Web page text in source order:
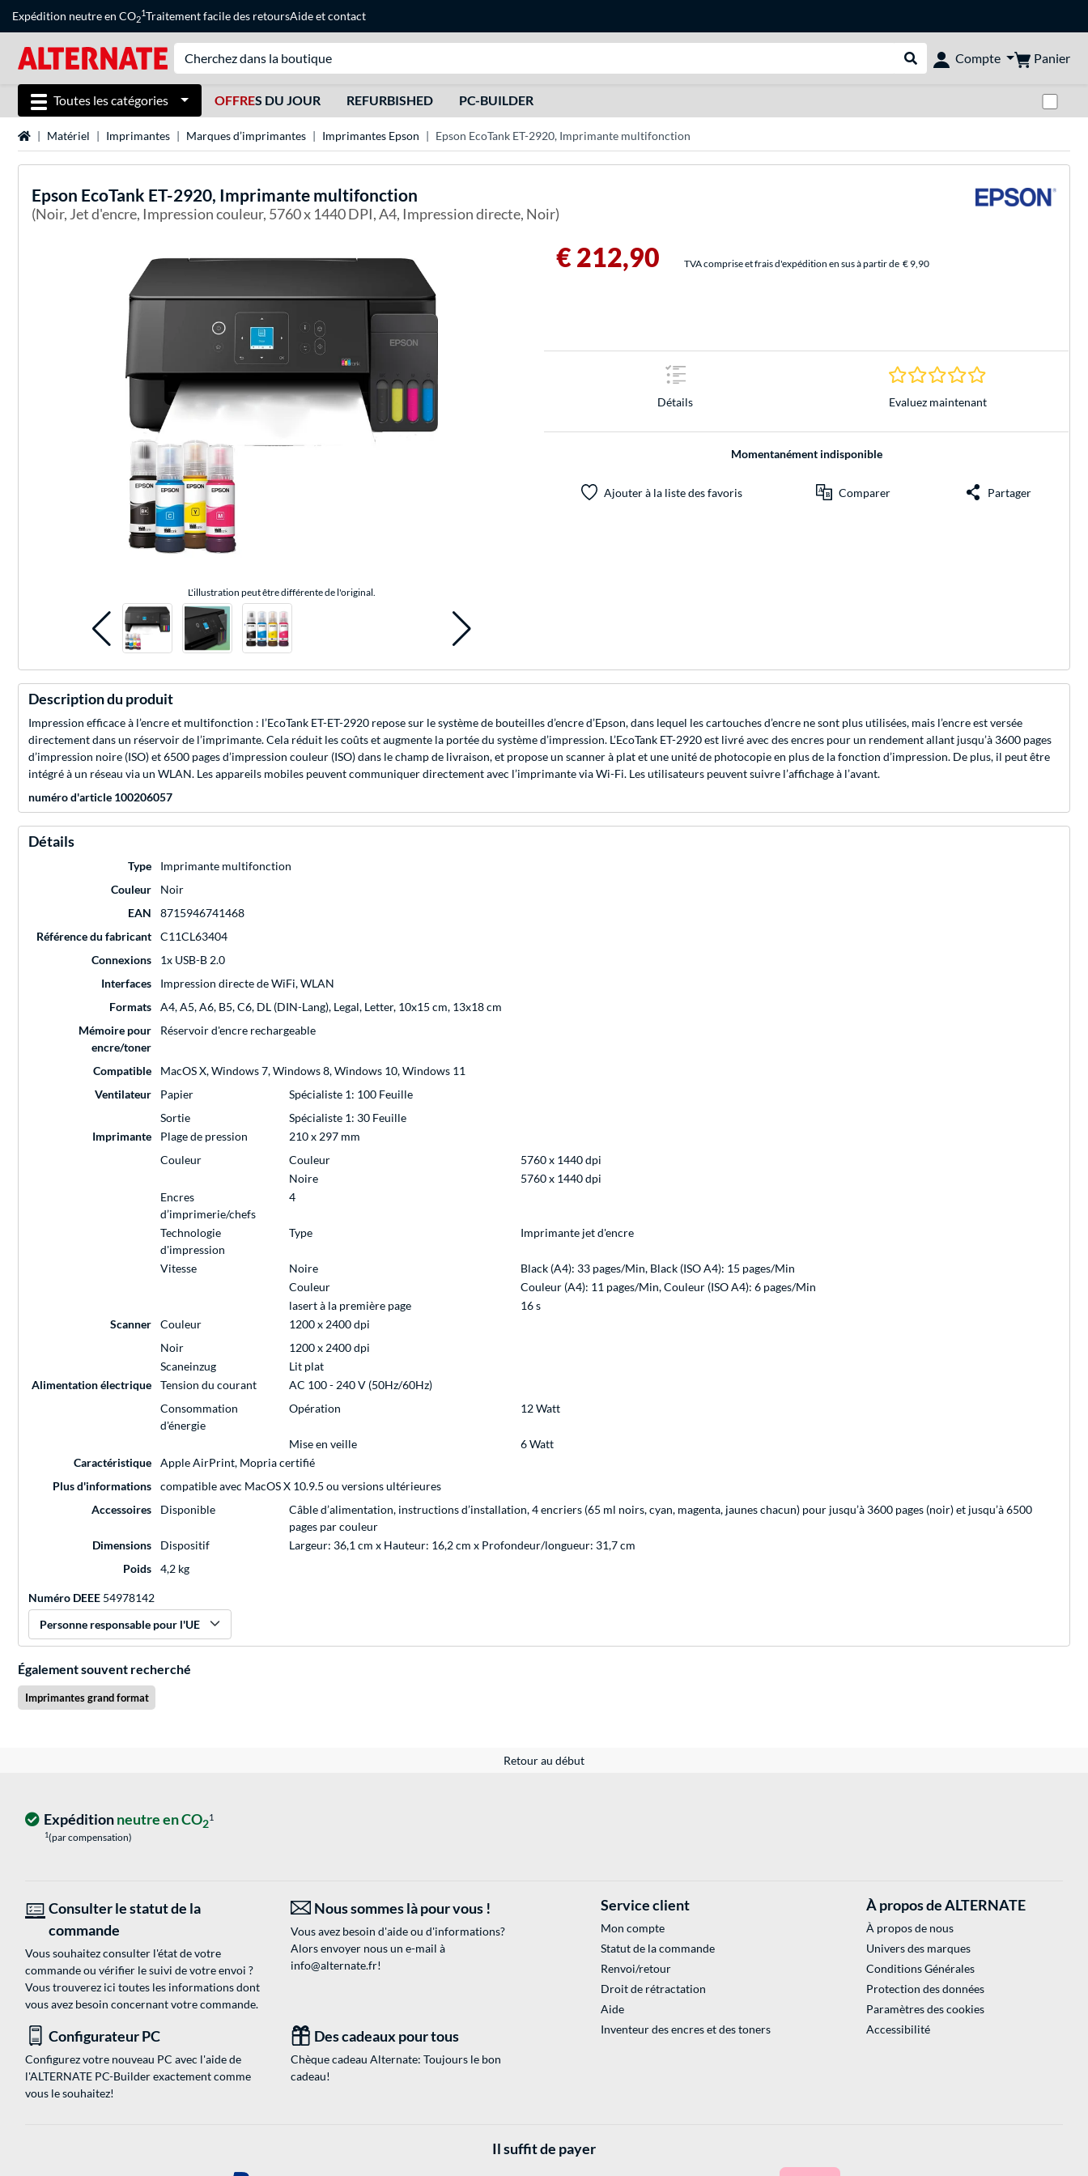
Expédition neutre en CO2
1Traitement facile des retoursAideetcontact
Rechercher dans le shop
Compte Panier
Toutes les catégories OFFRES DU JOUR REFURBISHED PC-BUILDER
Page d'accueil
Matériel Imprimantes Marques d’imprimantes Imprimantes Epson Epson EcoTank ET-2920, Imprimante multifonction
Epson EcoTank ET-2920, Imprimante multifonction
(Noir, Jet d'encre, Impression couleur, 5760 x 1440 DPI, A4, Impression directe, Noir)
L'illustration peut être différente de l'original.
€ 212,90 TVA comprise et frais d'expédition en sus à partir de € 9,90
Détails
0.0 Étoiles à 0
Evaluez maintenant
Momentanément indisponible
Ajouter à la liste des favoris Comparer Partager
Description du produit
Impression efficace à l’encre et multifonction : l’EcoTank ET-ET-2920 repose sur le système de bouteilles d’encre d’Epson, dans lequel les cartouches d’encre ne sont plus utilisées, mais l’encre est versée
directement dans un réservoir de l’imprimante. Cela réduit les coûts et augmente la portée du système d’impression. L’EcoTank ET-2920 est livré avec des encres pour un rendement allant jusqu’à 3600 pages
d’impression noire (ISO) et 6500 pages d’impression couleur (ISO) dans le champ de livraison, et propose un scanner à plat et une unité de photocopie en plus de la fonction d’impression. De plus, il peut être
intégré à un réseau via un WLAN. Les appareils mobiles peuvent communiquer directement avec l’imprimante via Wi-Fi. Les utilisateurs peuvent suivre l’affichage à l’avant.
numéro d'article 100206057
Détails
Type
Imprimante multifonction
Couleur
Noir
EAN
8715946741468
Référence du fabricant
C11CL63404
Connexions
1x USB-B 2.0
Interfaces
Impression directe de WiFi, WLAN
Formats
A4, A5, A6, B5, C6, DL (DIN-Lang), Legal, Letter, 10x15 cm, 13x18 cm
Mémoire pour
encre/toner
Réservoir d'encre rechargeable
Compatible
MacOS X, Windows 7, Windows 8, Windows 10, Windows 11
Ventilateur
Papier
Spécialiste 1: 100 Feuille
Sortie
Spécialiste 1: 30 Feuille
Imprimante
Plage de pression
210 x 297 mm
Couleur
Couleur
5760 x 1440 dpi
Noire
5760 x 1440 dpi
Encres
d’imprimerie/chefs
4
Technologie
d'impression
Type Imprimante jet d'encre
Vitesse Noire
Black (A4): 33 pages/Min, Black (ISO A4): 15 pages/Min
Couleur
Couleur (A4): 11 pages/Min, Couleur (ISO A4): 6 pages/Min
lasert à la première page
16 s
Scanner
Couleur
1200 x 2400 dpi
Noir
1200 x 2400 dpi
Scaneinzug
Lit plat
Alimentation électrique
Tension du courant
AC 100 - 240 V (50Hz/60Hz)
Consommation
d'énergie
Opération 12 Watt
Mise en veille
6 Watt
Caractéristique
Apple AirPrint, Mopria certifié
Plus d'informations
compatible avec MacOS X 10.9.5 ou versions ultérieures
Accessoires
Disponible
Câble d’alimentation, instructions d’installation, 4 encriers (65 ml noirs, cyan, magenta, jaunes chacun) pour jusqu’à 3600 pages (noir) et jusqu’à 6500
pages par couleur
Dimensions
Dispositif
Largeur: 36,1 cm x Hauteur: 16,2 cm x Profondeur/longueur: 31,7 cm
Poids
4,2 kg
Numéro DEEE 54978142
Personne responsable pour l'UE
Également souvent recherché
Imprimantes grand format
Retour au début
Expéditionneutre en CO21
1(par compensation)
Consulter le statut de la
commande
Vous souhaitez consulter l'état de votre
commande ou vérifier le suivi de votre envoi ?
Vous trouverez ici toutes les informations dont
vous avez besoin concernant votre commande.
Nous sommes là pour vous !
Vous avez besoin d'aide ou d'informations?
Alors envoyer nous un e-mail à
info@alternate.fr!
Configurateur PC
Configurez votre nouveau PC avec l'aide de
l'ALTERNATE PC-Builder exactement comme
vous le souhaitez!
Des cadeaux pour tous
Chèque cadeau Alternate: Toujours le bon
cadeau!
Service client
Mon compte
Statut de la commande
Renvoi/retour
Droit de rétractation
Aide
Inventeur des encres et des toners
À propos de ALTERNATE
À propos de nous
Univers des marques
Conditions Générales
Protection des données
Paramètres des cookies
Accessibilité
Il suffit de payer